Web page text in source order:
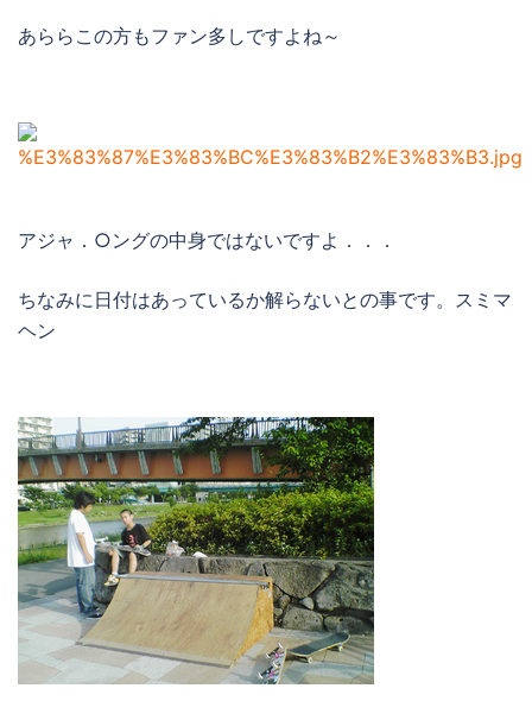
あららこの方もファン多しですよね～
アジャ．○ングの中身ではないですよ．．．
ちなみに日付はあっているか解らないとの事です。スミマ
ヘン